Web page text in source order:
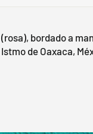
bordado a
de Oaxaca,